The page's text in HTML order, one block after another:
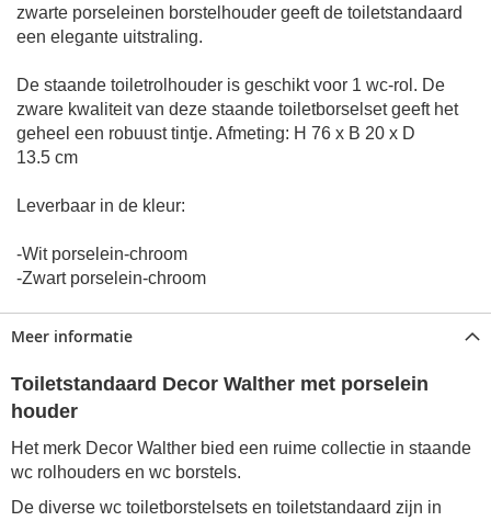
zwarte porseleinen borstelhouder geeft de toiletstandaard
een elegante uitstraling.
De staande toiletrolhouder is geschikt voor 1 wc-rol. De
zware kwaliteit van deze staande toiletborselset geeft het
geheel een robuust tintje. Afmeting: H 76 x B 20 x D
13.5 cm
Leverbaar in de kleur:
-Wit porselein-chroom
-Zwart porselein-chroom
Meer informatie
Toiletstandaard Decor Walther met porselein
houder
Het merk Decor Walther bied een ruime collectie in staande
wc rolhouders en wc borstels.
De diverse wc toiletborstelsets en toiletstandaard zijn in